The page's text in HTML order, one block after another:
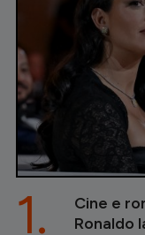
Cine e
Ronaldo
1.